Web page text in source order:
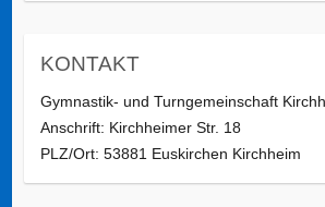
KONTAKT
Gymnastik- und Turngemeinschaft
Anschrift: Kirchheimer Str. 18
PLZ/Ort: 53881 Euskirchen Kirchheim